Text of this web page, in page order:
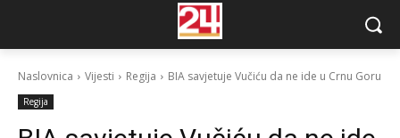
Naslovnica Vijesti Regija BIA savjetuje Vučiću da ne ide u Crnu Goru
Regija